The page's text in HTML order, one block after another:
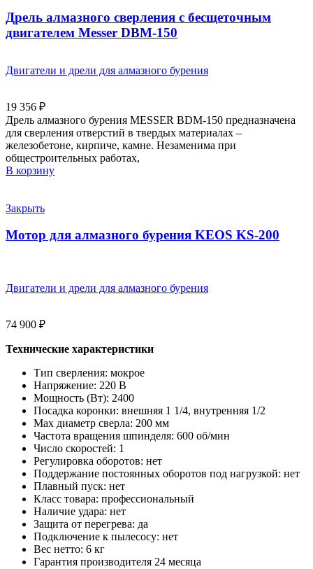
Дрель алмазного сверления с бесщеточным
двигателем Messer DBM-150
Двигатели и дрели для алмазного бурения
19 356 ₽
Дрель алмазного бурения MESSER BDM-150 предназначена
для сверления отверстий в твердых материалах –
железобетоне, кирпиче, камне. Незаменима при
общестроительных работах,
В корзину
Закрыть
Мотор для алмазного бурения KEOS KS-200
Двигатели и дрели для алмазного бурения
74 900 ₽
Технические характеристики
Тип сверления: мокрое
Напряжение: 220 В
Мощность (Вт): 2400
Посадка коронки: внешняя 1 1/4, внутренняя 1/2
Max диаметр сверла: 200 мм
Частота вращения шпинделя: 600 об/мин
Число скоростей: 1
Регулировка оборотов: нет
Поддержание постоянных оборотов под нагрузкой: нет
Плавный пуск: нет
Класс товара: профессиональный
Наличие удара: нет
Защита от перегрева: да
Подключение к пылесосу: нет
Вес нетто: 6 кг
Гарантия производителя 24 месяца